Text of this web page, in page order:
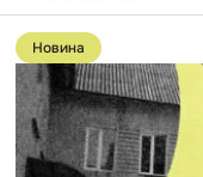
продовжує
розглядати
справу
Перейти
до
публікації
«Я
не
можу
сказати,
що
Новина